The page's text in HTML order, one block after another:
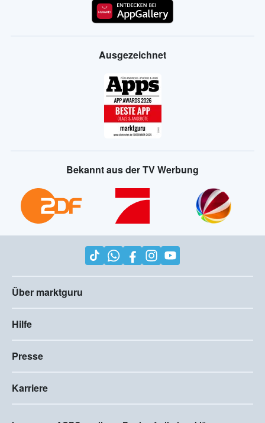
Ausgezeichnet
Bekannt aus der TV Werbung
Über marktguru
Hilfe
Presse
Karriere